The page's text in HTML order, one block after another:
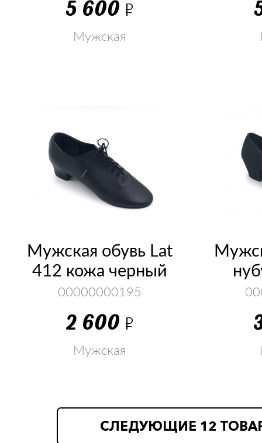
5 600 Р
Мужская
Мужская обувь Lat
412 кожа черный
00000000195
2 600 Р
Мужская
СЛЕДУЮЩИЕ 12